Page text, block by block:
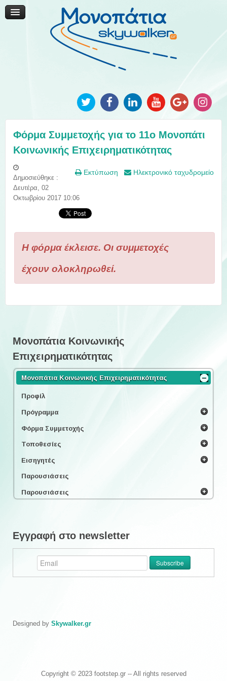
Μονοπάτια Καινοτομίας
Μονοπάτια Τοπικής Ανάπτυξης
Ανακοινώσεις
Φωτογραφίες
Φόρμα Συμμετοχής για το 11ο Μονοπάτι
Κοινωνικής Επιχειρηματικότητας
Εκτύπωση Ηλεκτρονικό ταχυδρομείο
Δημοσιεύθηκε :
Δευτέρα, 02
Οκτωβρίου 2017 10:06
Η φόρμα έκλεισε. Οι συμμετοχές
έχουν ολοκληρωθεί.
Μονοπάτια Κοινωνικής
Επιχειρηματικότητας
Μονοπάτια Κοινωνικής Επιχειρηματικότητας
Προφίλ
Πρόγραμμα
Φόρμα Συμμετοχής
Τοποθεσίες
Εισηγητές
Παρουσιάσεις
Παρουσιάσεις
Εγγραφή στο newsletter
Designed by Skywalker.gr
Copyright © 2023 footstep.gr -- All rights reserved